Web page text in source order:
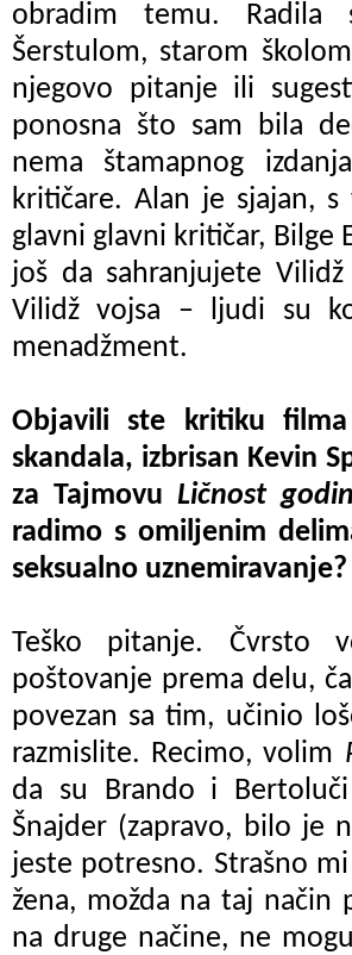
obradim temu. Radila
Šerstulom, starom
njegovo pitanje ili
ponosna što sam bila
nema štamapnog
kritičare. Alan je sjajan,
glavni glavni kritičar, Bilge
još da sahranjujete
Vilidž vojsa –
ljudi su
menadžment.
Objavili ste kritiku
skandala, izbrisan Kevin
za Tajmovu Ličnost
radimo s omiljenim
seksualno uznemiravanje?
Teško pitanje. Čvrsto
poštovanje prema delu,
povezan sa tim, učinio
razmislite. Recimo, volim
da su Brando i
Šnajder (zapravo, bilo je
jeste potresno. Strašno
žena, možda na taj način
na druge načine, ne